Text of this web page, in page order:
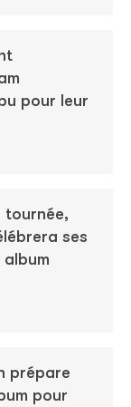
pour leur
tournée,
ses
album
prépare
pour